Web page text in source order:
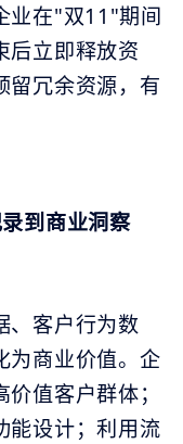
业在"双11"期间
后立即释放资
留冗余资源，有
到商业洞察
、客户行为数
为商业价值。企
值客户群体；
能设计；利用流